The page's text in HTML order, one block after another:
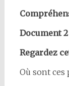
Document 2
Regardez
Où sont ces